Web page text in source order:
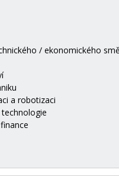
/ ekonomického
a robotizaci